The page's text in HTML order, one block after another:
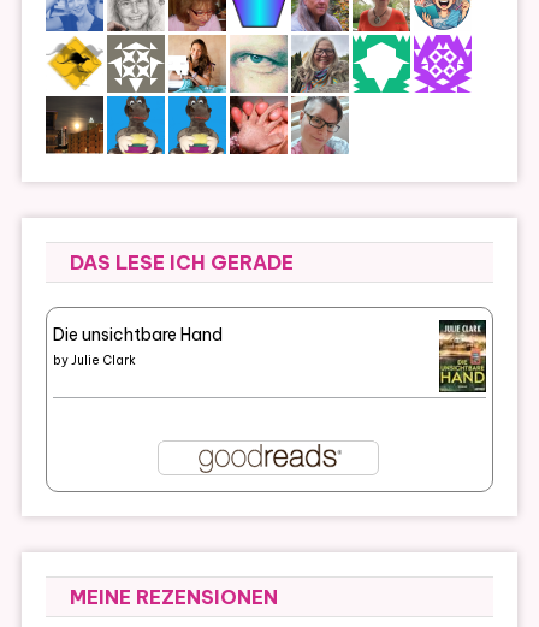
DAS LESE ICH GERADE
Die unsichtbare Hand
byJulie Clark
MEINE REZENSIONEN